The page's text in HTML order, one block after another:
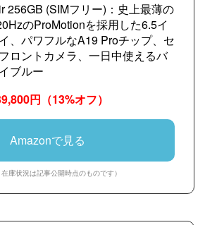
256GB (SIMフリー)：史上最薄の
のProMotionを採用した6.5イ
、パワフルなA19 Proチップ、セ
ロントカメラ、一日中使えるバ
ブルー
円 （13%オフ）
Amazonで見る
在庫状況は記事公開時点のものです）